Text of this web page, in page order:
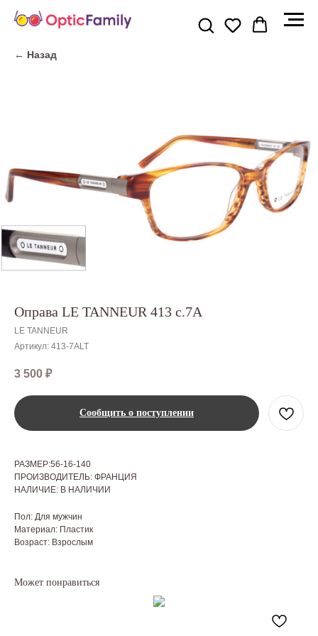
← Назад
Оправа LE TANNEUR 413 c.7A
LE TANNEUR
Артикул: 413-7ALT
3 500 ₽
Сообщить о поступлении
РАЗМЕР:56-16-140
ПРОИЗВОДИТЕЛЬ: ФРАНЦИЯ
НАЛИЧИЕ: В НАЛИЧИИ
Пол: Для мужчин
Материал: Пластик
Возраст: Взрослым
Может понравиться